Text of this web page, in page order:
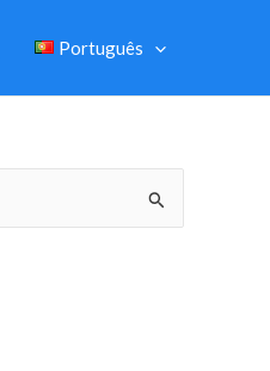
Português